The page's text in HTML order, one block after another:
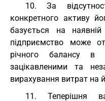
10. За
конкретного активу
базується на
підприємство може
річного балансу в
зацікавленими та
вирахування витрат на
11. Теперішня